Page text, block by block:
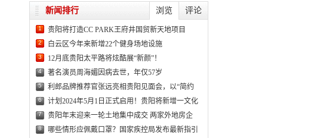
浏览 评论
新闻排行
1 贵阳将打造CC PARK王府井国贸新天地项目
2 白云区今年来新增22个健身场地设施
3 12月底贵阳太平路将炫酷展“新颜”！
4 著名演员周海媚因病去世，年仅57岁
5 利郎品牌推荐官张远亮相贵阳见面会，以“简约
6 计划2024年5月1日正式启用！贵阳将新增一文化
7 贵阳年末迎来一轮土地集中成交 两家外地房企
8 哪些情形应佩戴口罩？国家疾控局发布最新指引